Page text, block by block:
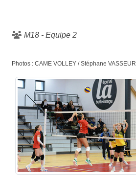
M18 - Equipe 2
Photos : CAME VOLLEY / Stéphane VASSEUR